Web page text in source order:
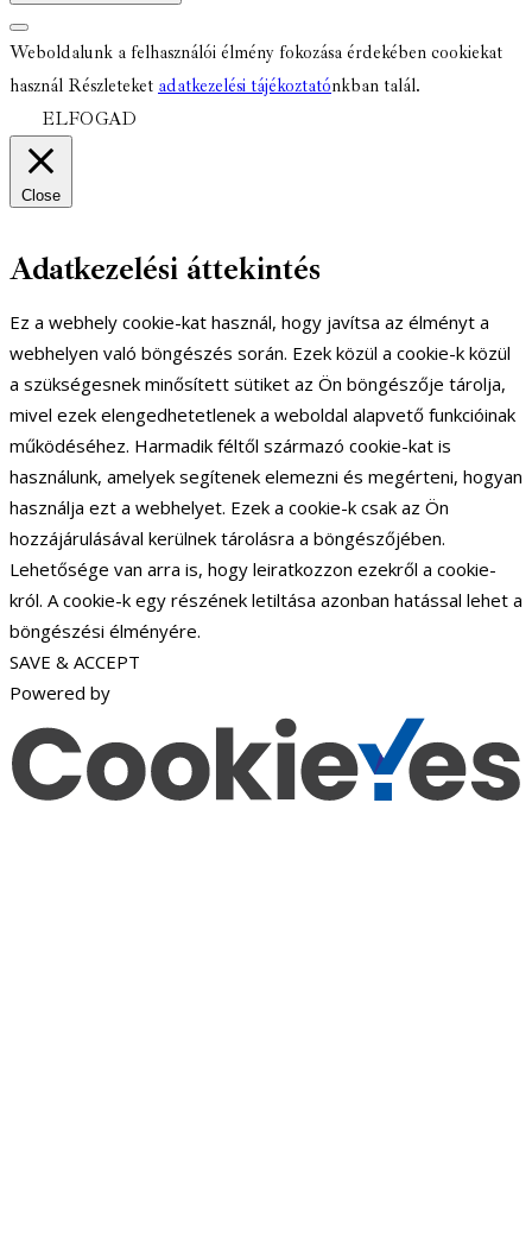
Weboldalunk a felhasználói élmény fokozása érdekében cookiekat
használ Részleteket adatkezelési tájékoztatónkban talál.
ELFOGAD
Close
Adatkezelési áttekintés
Ez a webhely cookie-kat használ, hogy javítsa az élményt a
webhelyen való böngészés során. Ezek közül a cookie-k közül
a szükségesnek minősített sütiket az Ön böngészője tárolja,
mivel ezek elengedhetetlenek a weboldal alapvető funkcióinak
működéséhez. Harmadik féltől származó cookie-kat is
használunk, amelyek segítenek elemezni és megérteni, hogyan
használja ezt a webhelyet. Ezek a cookie-k csak az Ön
hozzájárulásával kerülnek tárolásra a böngészőjében.
Lehetősége van arra is, hogy leiratkozzon ezekről a cookie-
król. A cookie-k egy részének letiltása azonban hatással lehet a
böngészési élményére.
SAVE & ACCEPT
Powered by